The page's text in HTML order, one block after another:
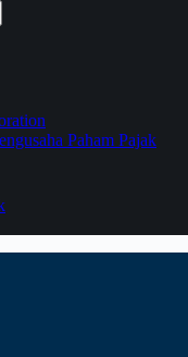
Paham Pajak